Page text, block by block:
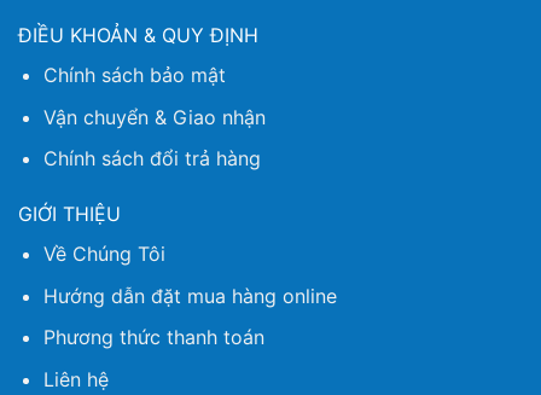
ĐIỀU KHOẢN & QUY ĐỊNH
Chính sách bảo mật
Vận chuyển & Giao nhận
Chính sách đổi trả hàng
GIỚI THIỆU
Về Chúng Tôi
Hướng dẫn đặt mua hàng online
Phương thức thanh toán
Liên hệ